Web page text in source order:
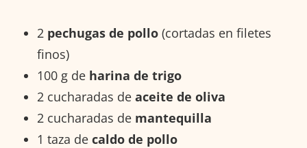
2 pechugas de pollo (cortadas en filetes
finos)
100 g de harina de trigo
2 cucharadas de aceite de oliva
2 cucharadas de mantequilla
1 taza de caldo de pollo